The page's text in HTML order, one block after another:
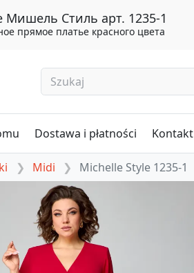
Мишель Стиль арт. 1235-1
прямое платье красного цвета
Dostawa i płatności Kontakt
Midi Michelle Style 1235-1